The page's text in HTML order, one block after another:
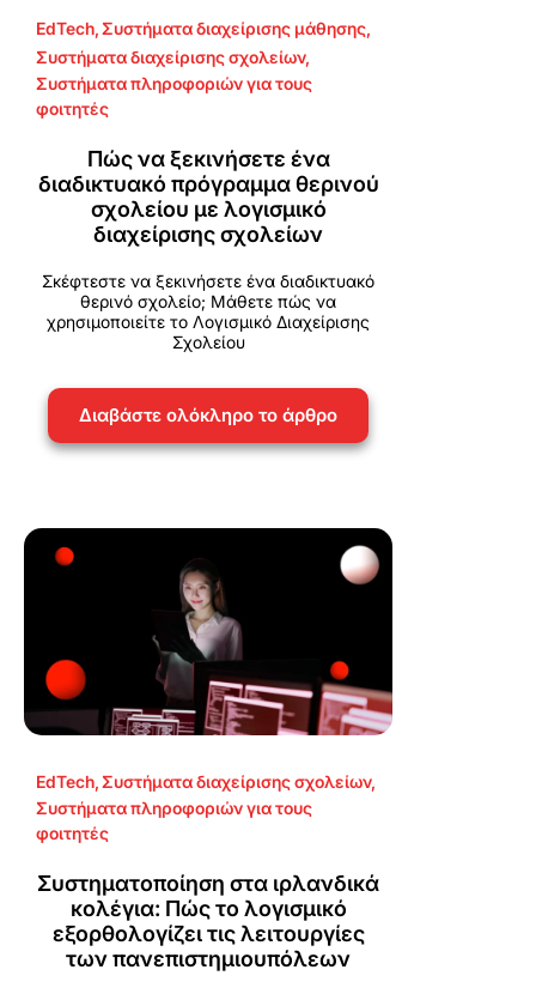
EdTech,Συστήματα διαχείρισης μάθησης,
Συστήματα διαχείρισης σχολείων,
Συστήματα πληροφοριών για τους
φοιτητές
Πώς να ξεκινήσετε ένα
διαδικτυακό πρόγραμμα θερινού
σχολείου με λογισμικό
διαχείρισης σχολείων
Σκέφτεστε να ξεκινήσετε ένα διαδικτυακό
θερινό σχολείο; Μάθετε πώς να
χρησιμοποιείτε το Λογισμικό Διαχείρισης
Σχολείου
Διαβάστε ολόκληρο το άρθρο
EdTech,Συστήματα διαχείρισης σχολείων,
Συστήματα πληροφοριών για τους
φοιτητές
Συστηματοποίηση στα ιρλανδικά
κολέγια: Πώς το λογισμικό
εξορθολογίζει τις λειτουργίες
των πανεπιστημιουπόλεων